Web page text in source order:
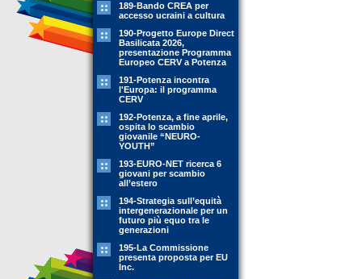
189-Bando CREA per
accesso ucraini a cultura
190-Progetto Europe Direct
Basilicata 2026,
presentazione Programma
Europeo CERV a Potenza
191-Potenza incontra
l'Europa: il programma
CERV
192-Potenza, a fine aprile,
ospita lo scambio
giovanile “NEURO-
YOUTH”
193-EURO-NET ricerca 6
giovani per scambio
all’estero
194-Strategia sull’equità
intergenerazionale per un
futuro più equo tra le
generazioni
195-La Commissione
presenta proposta per EU
Inc.